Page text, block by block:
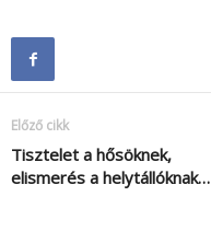
Előző cikk
Tisztelet a hősöknek,
elismerés a helytállóknak…